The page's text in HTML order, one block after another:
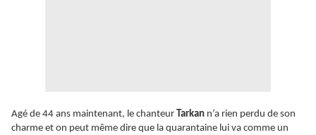
Agé de 44 ans maintenant, le chanteur Tarkan n’a rien perdu de son
charme et on peut même dire que la quarantaine lui va comme un